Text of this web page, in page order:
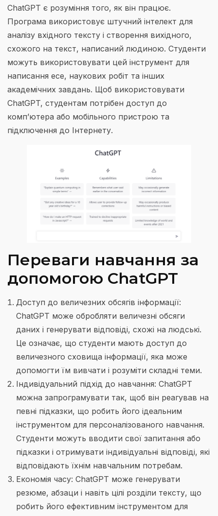
ChatGPT є розуміння того, як він працює.
Програма використовує штучний інтелект для
аналізу вхідного тексту і створення вихідного,
схожого на текст, написаний людиною. Студенти
можуть використовувати цей інструмент для
написання есе, наукових робіт та інших
академічних завдань. Щоб використовувати
ChatGPT, студентам потрібен доступ до
комп’ютера або мобільного пристрою та
підключення до Інтернету.
Переваги навчання за
допомогою ChatGPT
Доступ до величезних обсягів інформації:
ChatGPT може обробляти величезні обсяги
даних і генерувати відповіді, схожі на людські.
Це означає, що студенти мають доступ до
величезного сховища інформації, яка може
допомогти їм вивчати і розуміти складні теми.
Індивідуальний підхід до навчання: ChatGPT
можна запрограмувати так, щоб він реагував на
певні підказки, що робить його ідеальним
інструментом для персоналізованого навчання.
Студенти можуть вводити свої запитання або
підказки і отримувати індивідуальні відповіді, які
відповідають їхнім навчальним потребам.
Економія часу: ChatGPT може генерувати
резюме, абзаци і навіть цілі розділи тексту, що
робить його ефективним інструментом для